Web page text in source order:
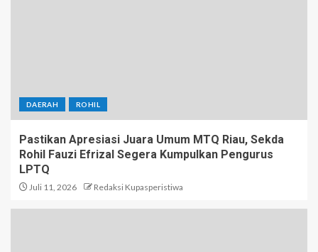
DAERAH ROHIL
Pastikan Apresiasi Juara Umum MTQ Riau, Sekda
Rohil Fauzi Efrizal Segera Kumpulkan Pengurus
LPTQ
Juli 11, 2026 Redaksi Kupasperistiwa